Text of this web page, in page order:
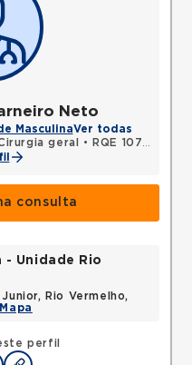
Neto
MasculinaVer todas
geral •
RQE 10783 - Urologia
consulta
perfil
- Unidade Rio
Rio Vermelho,
Mapa